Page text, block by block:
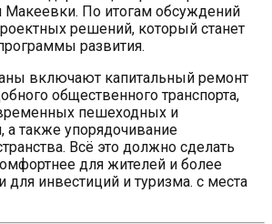
Макеевки. По итогам обсуждений
решений, который станет
развития.
включают капитальный ремонт
общественного транспорта,
пешеходных и
а также упорядочивание
Всё это должно сделать
для жителей и более
инвестиций и туризма. с места